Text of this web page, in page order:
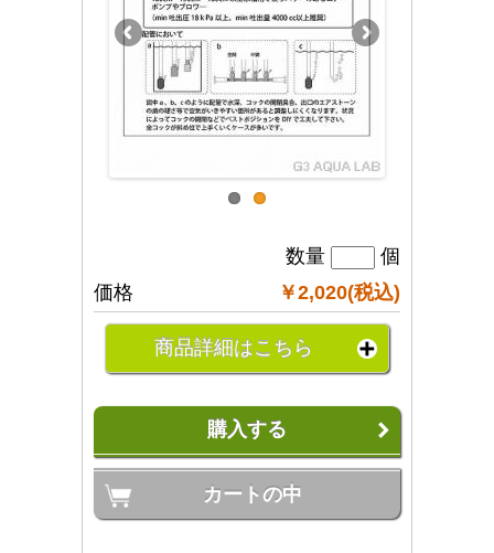
数量
個
価格
￥2,020(税込)
商品詳細はこちら
購入する
カートの中